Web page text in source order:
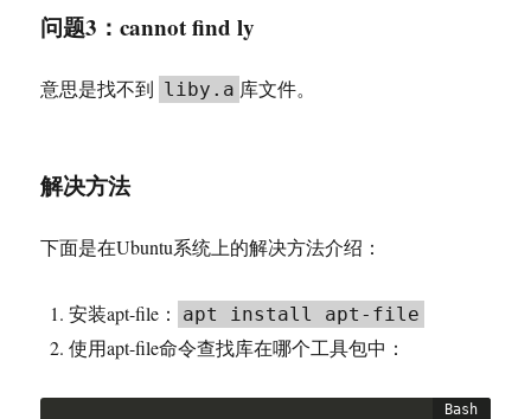
问题3：cannot find ly
意思是找不到 liby.a 库文件。
解决方法
下面是在Ubuntu系统上的解决方法介绍：
安装apt-file： apt install apt-file
使用apt-file命令查找库在哪个工具包中：